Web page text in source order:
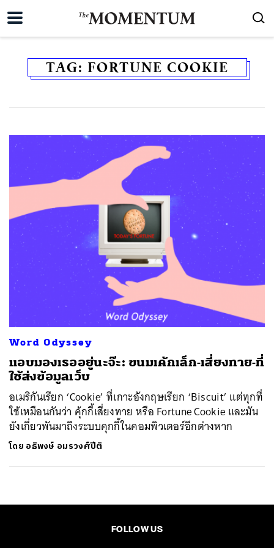
TAG: FORTUNE COOKIE
Word Odyssey
แอบมองเธออยู่นะจ๊ะ: ขนมเค้กเล็ก-เสี่ยงทาย-ที่
ใช้ส่งข้อมูลเว็บ
อเมริกันเรียก ‘Cookie’ ที่เกาะอังกฤษเรียก ‘Biscuit’ แต่ทุกที่
ใช้เหมือนกันว่า คุ้กกี้เสี่ยงทาย หรือ Fortune Cookie และมัน
ยังเกี่ยวพันมาถึงระบบคุกกี้ในคอมพิวเตอร์อีกต่างหาก
โดย อธิพงษ์ อมรวงศ์ปีติ
FOLLOW US
SHARE TWEET LINE EMAIL